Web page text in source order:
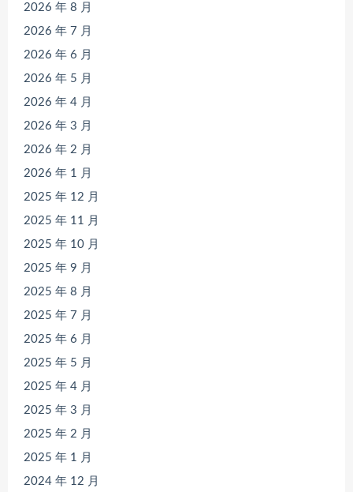
2026 年 8 月
2026 年 7 月
2026 年 6 月
2026 年 5 月
2026 年 4 月
2026 年 3 月
2026 年 2 月
2026 年 1 月
2025 年 12 月
2025 年 11 月
2025 年 10 月
2025 年 9 月
2025 年 8 月
2025 年 7 月
2025 年 6 月
2025 年 5 月
2025 年 4 月
2025 年 3 月
2025 年 2 月
2025 年 1 月
2024 年 12 月